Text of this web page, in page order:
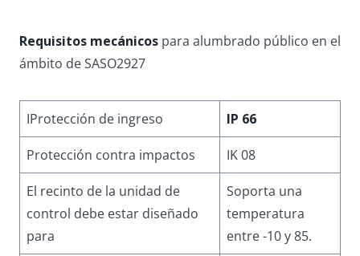
Requisitos mecánicos para alumbrado público en el
ámbito de SASO2927
IProtección de ingreso IP 66
Protección contra impactos IK 08
El recinto de la unidad de
control debe estar diseñado
para
Soporta una
temperatura
entre -10 y 85.